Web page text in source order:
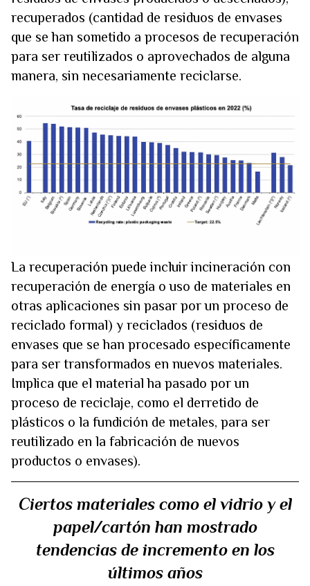
recuperados (cantidad de residuos de envases
que se han sometido a procesos de recuperación
para ser reutilizados o aprovechados de alguna
manera, sin necesariamente reciclarse.
La recuperación puede incluir incineración con
recuperación de energía o uso de materiales en
otras aplicaciones sin pasar por un proceso de
reciclado formal) y reciclados (residuos de
envases que se han procesado específicamente
para ser transformados en nuevos materiales.
Implica que el material ha pasado por un
proceso de reciclaje, como el derretido de
plásticos o la fundición de metales, para ser
reutilizado en la fabricación de nuevos
productos o envases).
Ciertos materiales como el vidrio y el
papel/cartón han mostrado
tendencias de incremento en los
últimos años